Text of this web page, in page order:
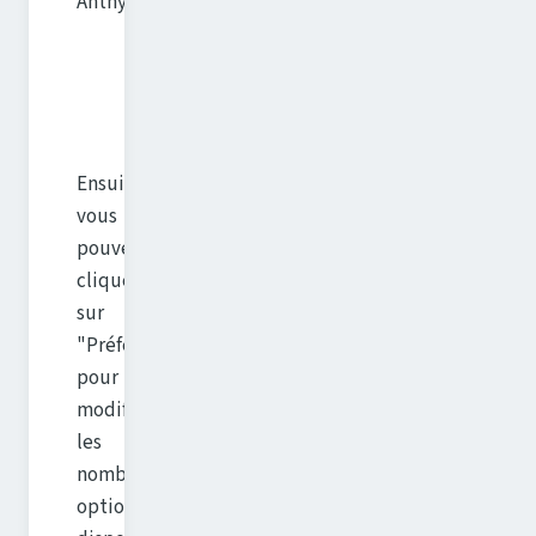
Ensuite
vous
pouvez
cliquer
sur
"Préférences"
pour
modifier
les
nombres
options